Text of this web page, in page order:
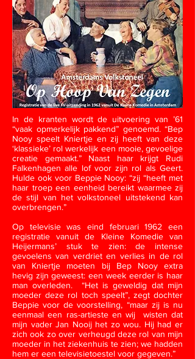
In de kranten wordt de uitvoering van ’61
“vaak opmerkelijk pakkend” genoemd. “Bep
Nooy speelt Kniertje en zij heeft van deze
‘klassieke’ rol werkelijk een mooie, gevoelige
creatie gemaakt.” Naast haar krijgt Rudi
Falkenhagen alle lof voor zijn rol als Geert.
Hulde ook voor Beppie Nooy: “zij “heeft met
haar troep een eenheid bereikt waarmee zij
de stijl van het volkstoneel uitstekend kan
overbrengen.”
Op televisie was eind februari 1962 een
registratie vanuit de Kleine Komedie van
Heijermans’ stuk te zien: de intense
gevoelens van verdriet en verlies in de rol
van Kniertje moeten bij Bep Nooy extra
hevig zijn geweest: een week eerder is haar
man overleden. “Het is geweldig dat mijn
moeder deze rol toch speelt”, zegt dochter
Beppie voor de voorstelling, “maar zij is nu
eenmaal een ras-artieste en wij wisten dat
mijn vader Jan Nooij het zo wou. Hij had er
zich ook zo over verheugd deze rol van mijn
moeder in het ziekenhuis te zien; we hadden
hem er een televisietoestel voor gegeven.”